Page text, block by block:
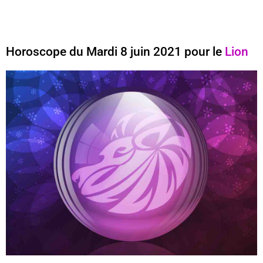
Horoscope du Mardi 8 juin 2021 pour le Lion